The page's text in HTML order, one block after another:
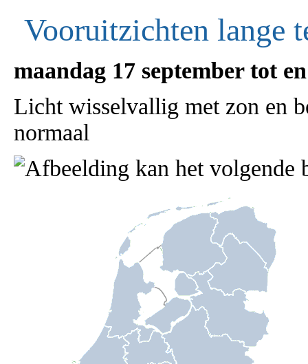
Vooruitzichten lange
maandag 17 september tot
Licht wisselvallig met zon en
normaal